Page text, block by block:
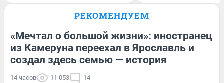
РЕКОМЕНДУЕМ
«Мечтал о большой жизни»: иностранец
из Камеруна переехал в Ярославль и
создал здесь семью — история
14 часов 11 053 14